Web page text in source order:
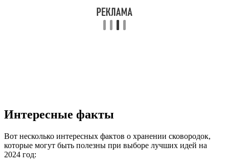
Интересные факты
Вот несколько интересных фактов о хранении сковородок,
которые могут быть полезны при выборе лучших идей на
2024 год: